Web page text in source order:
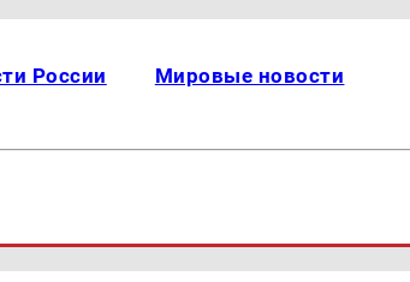
России Мировые новости